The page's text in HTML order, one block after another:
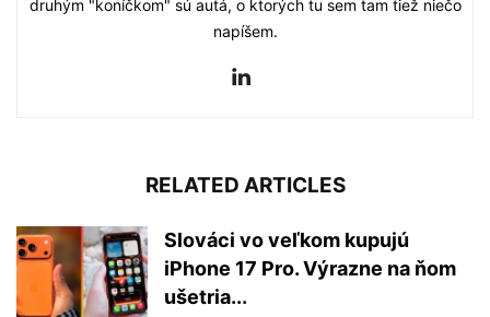
druhým "koníčkom" sú autá, o ktorých tu sem tam tiež niečo
napíšem.
RELATED ARTICLES
Slováci vo veľkom kupujú
iPhone 17 Pro. Výrazne na ňom
ušetria...